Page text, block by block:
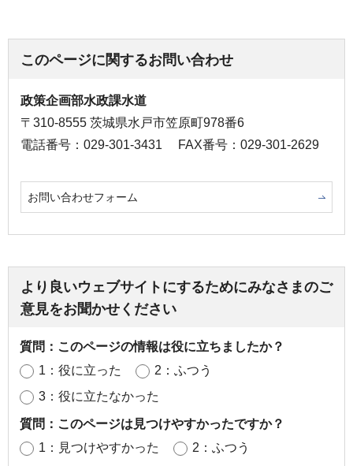
このページに関するお問い合わせ
政策企画部水政課水道
〒310-8555 茨城県水戸市笠原町978番6
電話番号：029-301-3431
FAX番号：029-301-2629
お問い合わせフォーム
より良いウェブサイトにするためにみなさまのご
意見をお聞かせください
質問：このページの情報は役に立ちましたか？
1：役に立った
2：ふつう
3：役に立たなかった
質問：このページは見つけやすかったですか？
1：見つけやすかった
2：ふつう